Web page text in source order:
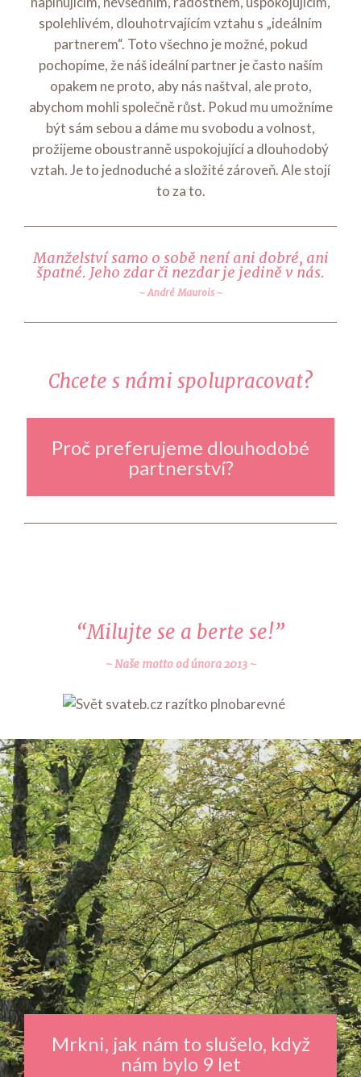
spolehlivém, dlouhotrvajícím vztahu s „ideálním
partnerem“. Toto všechno je možné, pokud
pochopíme, že náš ideální partner je často naším
opakem ne proto, aby nás naštval, ale proto,
abychom mohli společně růst. Pokud mu umožníme
být sám sebou a dáme mu svobodu a volnost,
prožijeme oboustranně uspokojující a dlouhodobý
vztah. Je to jednoduché a složité zároveň. Ale stojí
to za to.
Manželství samo o sobě není ani dobré, ani
špatné. Jeho zdar či nezdar je jedině v nás.
André Maurois
Chcete s námi spolupracovat?
Proč preferujeme dlouhodobé
partnerství?
“Milujte se a berte se!”
Naše motto od února 2013
Mrkni, jak nám to slušelo, když
nám bylo 9 let